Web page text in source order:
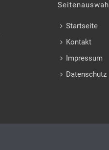
Seitenauswahl
Startseite
Kontakt
Impressum
Datenschutz